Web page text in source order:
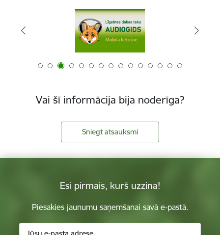
Vai šī informācija bija noderīga?
Sniegt atsauksmi
Esi pirmais, kurš uzzina!
Piesakies jaunumu saņemšanai savā e-pastā.